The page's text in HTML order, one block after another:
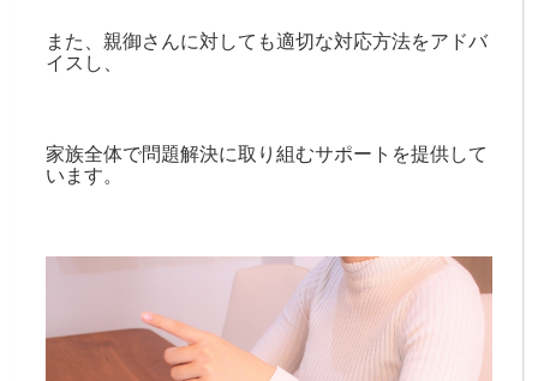
また、親御さんに対しても適切な対応方法をアドバ
イスし、
家族全体で問題解決に取り組むサポートを提供して
います。